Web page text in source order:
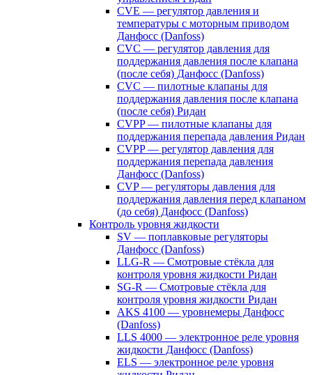
CVE — регулятор давления и
температуры с моторным приводом
Данфосс (Danfoss)
CVС — регулятор давления для
поддержания давления после клапана
(после себя) Данфосс (Danfoss)
CVС — пилотные клапаны для
поддержания давления после клапана
(после себя) Ридан
CVPP — пилотные клапаны для
поддержания перепада давления Ридан
CVPP — регулятор давления для
поддержания перепада давления
Данфосс (Danfoss)
CVP — регуляторы давления для
поддержания давления перед клапаном
(до себя) Данфосс (Danfoss)
Контроль уровня жидкости
SV — поплавковые регуляторы
Данфосс (Danfoss)
LLG-R — Смотровые стёкла для
контроля уровня жидкости Ридан
SG-R — Смотровые стёкла для
контроля уровня жидкости Ридан
AKS 4100 — уровнемеры Данфосс
(Danfoss)
LLS 4000 — электронное реле уровня
жидкости Данфосс (Danfoss)
ELS — электронное реле уровня